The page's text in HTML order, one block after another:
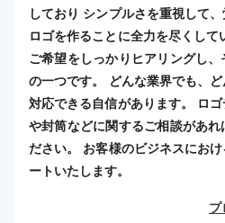
しており シンプルさを重視して
ロゴを作ることに全力を尽くし
ご希望をしっかりヒアリングし
の一つです。 どんな業界でも、
対応できる自信があります。 ロ
や封筒などに関するご相談があ
ださい。 お客様のビジネスにお
ートいたします。